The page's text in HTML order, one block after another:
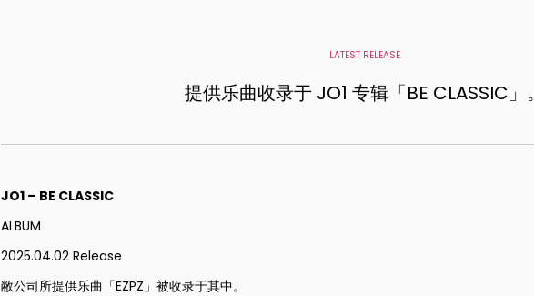
LATEST RELEASE
提供乐曲收录于 JO1 专辑「BE CLASSIC」。
JO1 – BE CLASSIC
ALBUM
2025.04.02 Release
敝公司所提供乐曲「EZPZ」被收录于其中。